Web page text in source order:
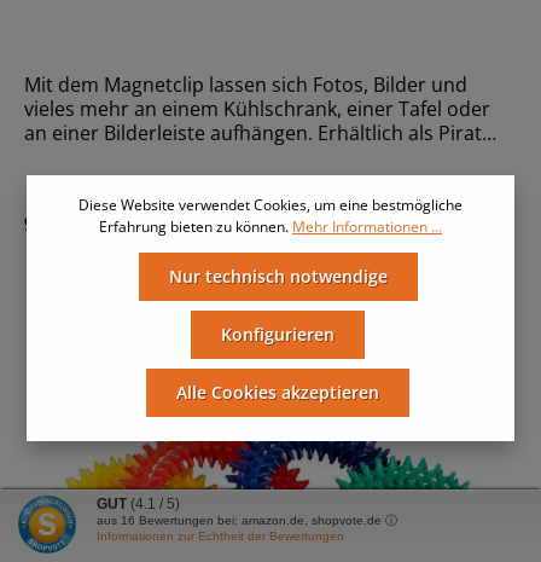
Mit dem Magnetclip lassen sich Fotos, Bilder und
vieles mehr an einem Kühlschrank, einer Tafel oder
an einer Bilderleiste aufhängen. Erhältlich als Pirat
8,5 cmMaterialHolz, MagnetAltersempfehlungAb 36
Monate
9,90 €*
Diese Website verwendet Cookies, um eine bestmögliche
Erfahrung bieten zu können. Mehr Informationen ...
Nur technisch notwendige
Konfigurieren
Alle Cookies akzeptieren
GUT (4.1 / 5)
aus 16 Bewertungen bei: amazon.de, shopvote.de ⓘ
Informationen zur Echtheit der Bewertungen